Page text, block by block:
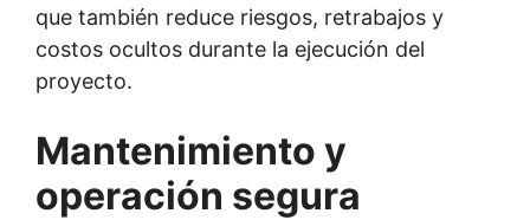
que también reduce riesgos, retrabajos y
costos ocultos durante la ejecución del
proyecto.
Mantenimiento y
operación segura